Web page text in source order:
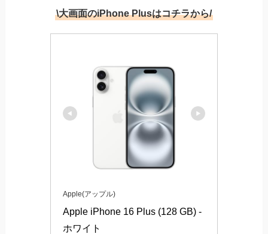
\大画面のiPhone Plusはコチラから/
Apple(アップル)
Apple iPhone 16 Plus (128 GB) -
ホワイト